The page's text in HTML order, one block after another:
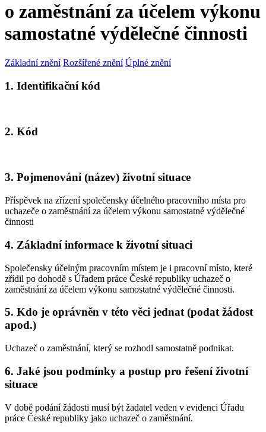
o zaměstnání za účelem výkonu
samostatné výdělečné činnosti
Základní znění Rozšířené znění Úplné znění
1. Identifikační kód
2. Kód
3. Pojmenování (název) životní situace
Příspěvek na zřízení společensky účelného pracovního místa pro
uchazeče o zaměstnání za účelem výkonu samostatné výdělečné
činnosti
4. Základní informace k životní situaci
Společensky účelným pracovním místem je i pracovní místo, které
zřídil po dohodě s Úřadem práce České republiky uchazeč o
zaměstnání za účelem výkonu samostatné výdělečné činnosti.
5. Kdo je oprávněn v této věci jednat (podat žádost
apod.)
Uchazeč o zaměstnání, který se rozhodl samostatně podnikat.
6. Jaké jsou podmínky a postup pro řešení životní
situace
V době podání žádosti musí být žadatel veden v evidenci Úřadu
práce České republiky jako uchazeč o zaměstnání.